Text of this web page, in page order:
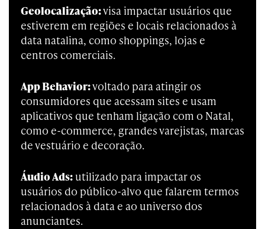
Geolocalização:visa impactar usuários que
estiverem em regiões e locais relacionados à
data natalina, como shoppings, lojas e
centros comerciais.
App Behavior:voltado para atingir os
consumidores que acessam sites e usam
aplicativos que tenham ligação com o Natal,
como e-commerce, grandes varejistas, marcas
de vestuário e decoração.
Áudio Ads: utilizado para impactar os
usuários do público-alvo que falarem termos
relacionados à data e ao universo dos
anunciantes.